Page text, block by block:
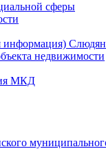
сферы
недвижимости
МКД